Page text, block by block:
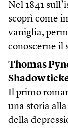
Nel 1841
scoprì come
vaniglia,
conoscerne il
Thomas
Shadow
Il primo
una storia
della